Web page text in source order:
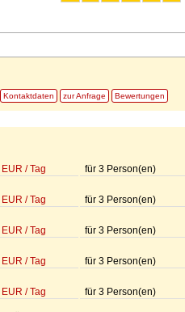
Kontaktdaten zur Anfrage Bewertungen
EUR /Tag für 3 Person(en)
EUR /Tag für 3 Person(en)
EUR /Tag für 3 Person(en)
EUR /Tag für 3 Person(en)
EUR /Tag für 3 Person(en)